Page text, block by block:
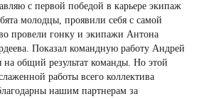
с первой победой в карьере экипаж
молодцы, проявили себя с самой
провели гонку и экипажи Антона
Показал командную работу Андрей
на общий результат команды. Но этой
работы всего коллектива
нашим партнерам за